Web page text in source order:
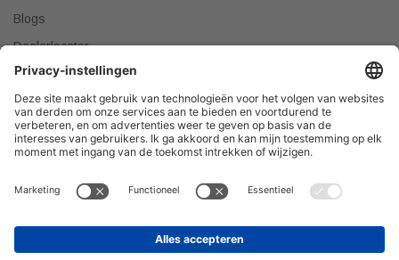
Blogs
Dealerlocator
Dealer worden
Meest gestelde vragen
Tips & Tricks